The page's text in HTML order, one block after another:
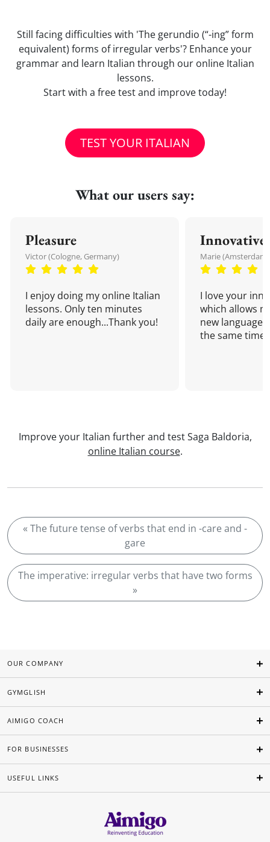
Still facing difficulties with 'The gerundio (“-ing” form
equivalent) forms of irregular verbs'? Enhance your
grammar and learn Italian through our online Italian
lessons.
Start with a free test and improve today!
TEST YOUR ITALIAN
What our users say:
Pleasure
Victor (Cologne, Germany)
I enjoy doing my online Italian
lessons. Only ten minutes
daily are enough...Thank you!
Innovative
Marie
I love your
which allows
new language
the same time!
Improve your Italian further and test Saga Baldoria,
online Italian course.
« The future tense of verbs that end in -care and -
gare
The imperative: irregular verbs that have two forms
»
OUR COMPANY
GYMGLISH
AIMIGO COACH
FOR BUSINESSES
USEFUL LINKS